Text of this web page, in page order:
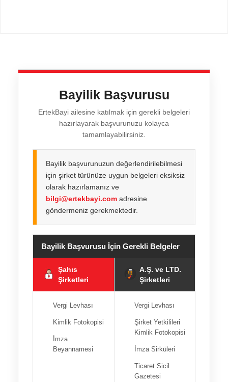
Bayilik Başvurusu
ErtekBayi ailesine katılmak için gerekli belgeleri
hazırlayarak başvurunuzu kolayca
tamamlayabilirsiniz.
Bayilik başvurunuzun değerlendirilebilmesi
için şirket türünüze uygun belgeleri eksiksiz
olarak hazırlamanız ve
bilgi@ertekbayi.com adresine
göndermeniz gerekmektedir.
Bayilik Başvurusu İçin Gerekli Belgeler
Şahıs
Şirketleri
Vergi Levhası
Kimlik Fotokopisi
İmza
Beyannamesi
A.Ş. ve LTD.
Şirketleri
Vergi Levhası
Şirket Yetkilileri
Kimlik Fotokopisi
İmza Sirküleri
Ticaret Sicil
Gazetesi